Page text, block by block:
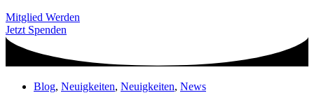
Mitglied Werden
Jetzt Spenden
Blog, Neuigkeiten, Neuigkeiten, News